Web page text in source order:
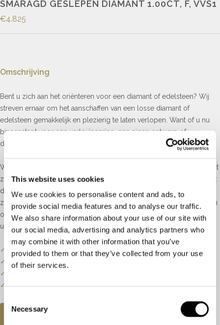
This website uses cookies
We use cookies to personalise content and ads, to
provide social media features and to analyse our traffic.
We also share information about your use of our site with
our social media, advertising and analytics partners who
may combine it with other information that you’ve
provided to them or that they’ve collected from your use
of their services.
Selection
Necessary
SMARAGD GESLEPEN DIAMANT 1.00CT, F, VVS1
€4.825
Omschrijving
Bent u zich aan het oriënteren voor een diamant of edelsteen? Wij
streven ernaar om het aanschaffen van een losse diamant of
edelsteen gemakkelijk en plezierig te laten verlopen. Want of u nu
binnenstapt voor een verlovingsring, een eigen ontwerp of
diamanten oorknoppen, wij verwezenlijken graag uw wensen.
Wij werken uitsluitend met HRD of GIA gecertificeerde diamanten. Dit
zijn de hoogst aangeschreven diamant laboratoria ter wereld. Mocht
de gewenste diamant er niet tussen zitten, kunnen wij een
zoekopdracht voor u uitvoeren en deze voor u vinden. Kom langs in
onze winkel en laat ons ervaren winkelteam u begeleiden in dit
unieke proces.
✓
Onze website dient als online etalage.
✓
Bel of mail ons voor de actuele voorraadstatus.
✓
✓Bezoek onze winkel voor de volledige collectie.
AFSPRAAK PLANNEN